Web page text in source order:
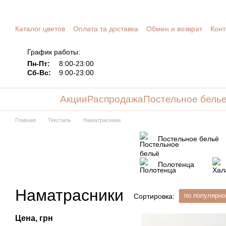
Каталог цветов Оплата та доставка Обмен и возврат
График работы:
Пн-Пт:
8:00-23:00
Сб-Вс:
9:00-23:00
АкцииРаспродажаПостельное белье
Главная Текстиль Наматрасники
Наматрасники
Постельное бельё
Полотенца
Сортировка: по
Цена, грн